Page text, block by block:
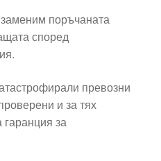
поръчаната
според
превозни
и за тях
за